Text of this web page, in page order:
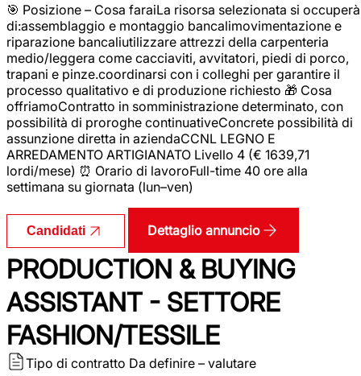
🎯 Posizione – Cosa faraiLa risorsa selezionata si occuperà
di:assemblaggio e montaggio bancalimovimentazione e
riparazione bancaliutilizzare attrezzi della carpenteria
medio/leggera come cacciaviti, avvitatori, piedi di porco,
trapani e pinze.coordinarsi con i colleghi per garantire il
processo qualitativo e di produzione richiesto 🎁 Cosa
offriamoContratto in somministrazione determinato, con
possibilità di proroghe continuativeConcrete possibilità di
assunzione diretta in aziendaCCNL LEGNO E
ARREDAMENTO ARTIGIANATO Livello 4 (€ 1639,71
lordi/mese) ⏰ Orario di lavoroFull-time 40 ore alla
settimana su giornata (lun–ven)
Candidati Dettaglio annuncio
PRODUCTION & BUYING
ASSISTANT - SETTORE
FASHION/TESSILE
Tipo di contratto Da definire – valutare